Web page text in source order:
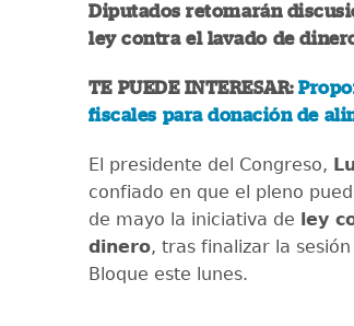
Diputados retomarán
ley contra el lavado de
TE PUEDE INTERESAR:
fiscales para donación de
El presidente del Congreso,
confiado en que el pleno
de mayo la iniciativa de ley
dinero, tras finalizar la
Bloque este lunes.